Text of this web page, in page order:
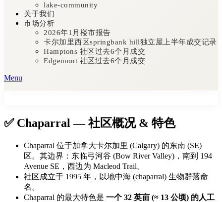
lake-community
关于我们
市场分析
2026年1月楼市报告
卡尔加里西区springbank hill独立屋上半年成交记录
Hamptons 社区过去6个月成交
Edgemont 社区过去6个月成交
Menu
✅ Chaparral — 社区概况 & 特色
Chaparral 位于加拿大卡尔加里 (Calgary) 的东南 (SE)
区。其边界：东临弓河谷 (Bow River Valley)，南到 194
Avenue SE，西边为 Macleod Trail。
社区成立于 1995 年，以地中海 (chaparral) 生物群落命
名。
Chaparral 的最大特色是 一个 32 英亩 (≈ 13 公顷) 的人工